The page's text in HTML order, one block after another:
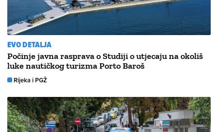
EVO DETALJA
Počinje javna rasprava o Studiji o utjecaju na okoliš
luke nautičkog turizma Porto Baroš
Rijeka i PGŽ